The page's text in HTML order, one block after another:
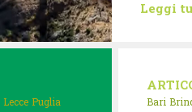
Leggi
Lecce Puglia
Bari